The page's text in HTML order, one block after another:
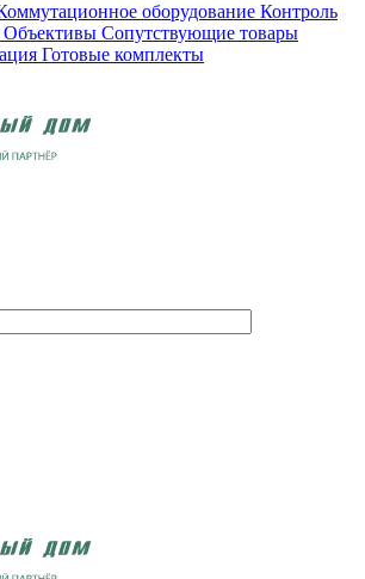
оборудование Контроль
Объективы Сопутствующие товары
Готовые комплекты